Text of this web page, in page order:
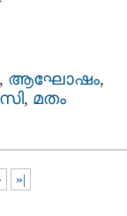
, ആഘോഷം,
, മതം
»|